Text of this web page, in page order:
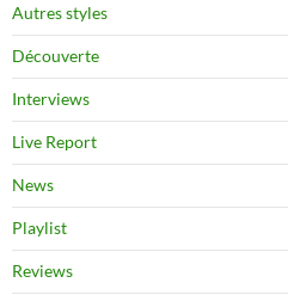
Autres styles
Découverte
Interviews
Live Report
News
Playlist
Reviews